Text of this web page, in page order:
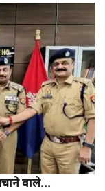
वाले...